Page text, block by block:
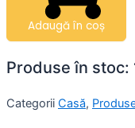
Adaugă în coș
Produse în stoc:
Categorii Casă,